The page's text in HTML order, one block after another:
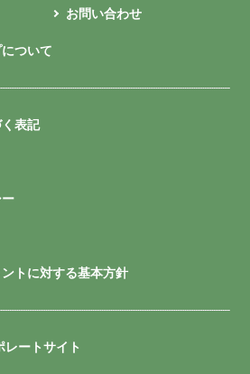
お問い合わせ
ついて
表記
トに対する基本方針
レートサイト